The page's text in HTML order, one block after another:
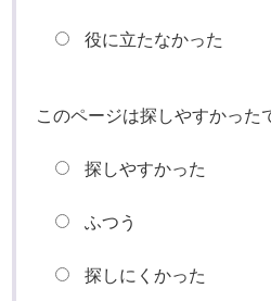
役に立たなかった
このページは探しやすかった
探しやすかった
ふつう
探しにくかった